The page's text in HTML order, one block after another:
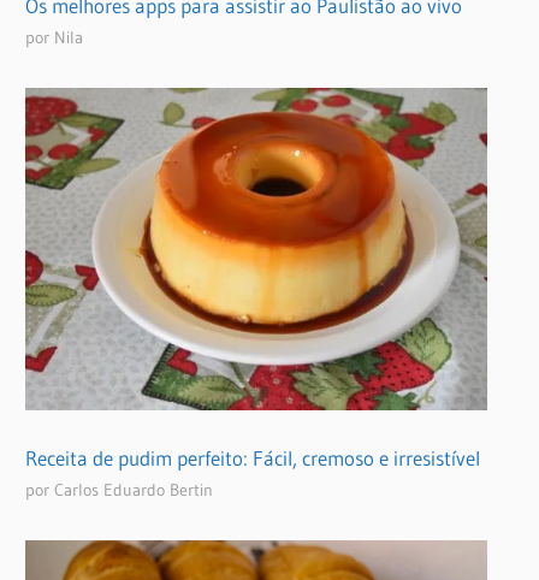
Os melhores apps para assistir ao Paulistão ao vivo
por Nila
Receita de pudim perfeito: Fácil, cremoso e irresistível
por Carlos Eduardo Bertin